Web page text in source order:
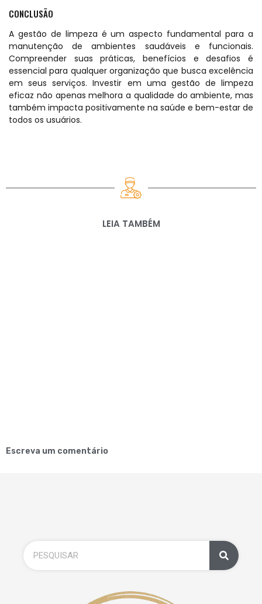
CONCLUSÃO
A gestão de limpeza é um aspecto fundamental para a
manutenção de ambientes saudáveis e funcionais.
Compreender suas práticas, benefícios e desafios é
essencial para qualquer organização que busca excelência
em seus serviços. Investir em uma gestão de limpeza
eficaz não apenas melhora a qualidade do ambiente, mas
também impacta positivamente na saúde e bem-estar de
todos os usuários.
LEIA TAMBÉM
Escreva um comentário